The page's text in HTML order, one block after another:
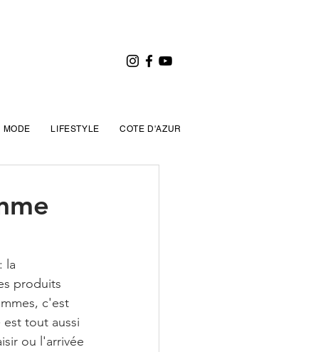
la
produits
c'est
tout aussi
ou l'arrivée
MODE LIFESTYLE COTE D'AZUR